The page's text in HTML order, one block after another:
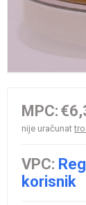
MPC:
nije uračunat
VPC:
korisnik